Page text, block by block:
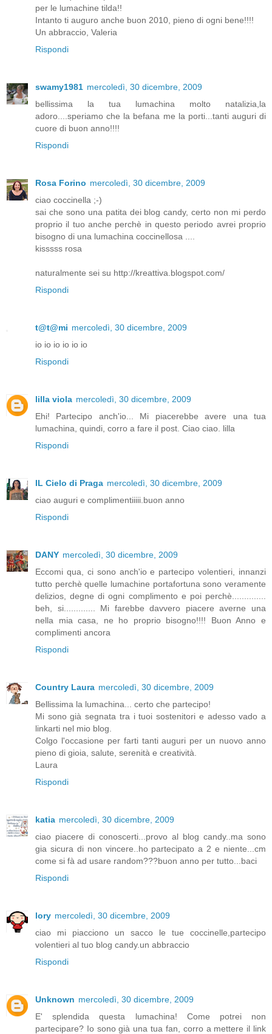
per le lumachine tilda!!
Intanto ti auguro anche buon 2010, pieno di ogni bene!!!!
Un abbraccio, Valeria
Rispondi
swamy1981 mercoledì, 30 dicembre, 2009
bellissima la tua lumachina molto natalizia,la
adoro....speriamo che la befana me la porti...tanti auguri di
cuore di buon anno!!!!
Rispondi
Rosa Forino mercoledì, 30 dicembre, 2009
ciao coccinella ;-)
sai che sono una patita dei blog candy, certo non mi perdo
proprio il tuo anche perchè in questo periodo avrei proprio
bisogno di una lumachina coccinellosa ....
kisssss rosa
naturalmente sei su http://kreattiva.blogspot.com/
Rispondi
t@t@mi mercoledì, 30 dicembre, 2009
io io io io io io
Rispondi
lilla viola mercoledì, 30 dicembre, 2009
Ehi! Partecipo anch'io... Mi piacerebbe avere una tua
lumachina, quindi, corro a fare il post. Ciao ciao. lilla
Rispondi
IL Cielo di Praga mercoledì, 30 dicembre, 2009
ciao auguri e complimentiiiii.buon anno
Rispondi
DANY mercoledì, 30 dicembre, 2009
Eccomi qua, ci sono anch'io e partecipo volentieri, innanzi
tutto perchè quelle lumachine portafortuna sono veramente
delizios, degne di ogni complimento e poi perchè..............
beh, si............. Mi farebbe davvero piacere averne una
nella mia casa, ne ho proprio bisogno!!!! Buon Anno e
complimenti ancora
Rispondi
Country Laura mercoledì, 30 dicembre, 2009
Bellissima la lumachina... certo che partecipo!
Mi sono già segnata tra i tuoi sostenitori e adesso vado a
linkarti nel mio blog.
Colgo l'occasione per farti tanti auguri per un nuovo anno
pieno di gioia, salute, serenità e creatività.
Laura
Rispondi
katia mercoledì, 30 dicembre, 2009
ciao piacere di conoscerti...provo al blog candy..ma sono
gia sicura di non vincere..ho partecipato a 2 e niente...cm
come si fà ad usare random???buon anno per tutto...baci
Rispondi
lory mercoledì, 30 dicembre, 2009
ciao mi piacciono un sacco le tue coccinelle,partecipo
volentieri al tuo blog candy.un abbraccio
Rispondi
Unknown mercoledì, 30 dicembre, 2009
E' splendida questa lumachina! Come potrei non
partecipare? Io sono già una tua fan, corro a mettere il link